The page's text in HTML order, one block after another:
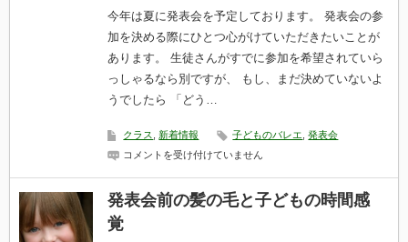
ー
ル
は
の
窮
地
か
逃
れ
例
／
番
前
日
イ
ン
今年は夏に発表会を予定しております。 発表会の参
加を決める際にひとつ心がけていただきたいことが
あります。 生徒さんがすでに参加を希望されていら
っしゃるなら別ですが、 もし、まだ決めていないよ
うでしたら 「どう…
クラス 新着情報 子どものバレエ ,発表会
発
会
お
子
さ
コメントを受け付けていません
発表会前の髪の毛と子どもの時間感
覚